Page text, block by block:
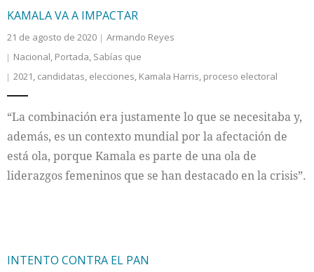
KAMALA VA A IMPACTAR
21 de agosto de 2020
Armando Reyes
Nacional, Portada, Sabías que
2021, candidatas, elecciones, Kamala Harris, proceso electoral
“La combinación era justamente lo que se necesitaba y,
además, es un contexto mundial por la afectación de
está ola, porque Kamala es parte de una ola de
liderazgos femeninos que se han destacado en la crisis”.
INTENTO CONTRA EL PAN